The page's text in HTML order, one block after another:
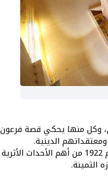
وكل منها يحكي قصة فرعون
الدينية.
كان اكتشاف مقبرة الملك توت عنخ آمون عام 1922 من أهم الأحداث الأثرية
الثمينة.